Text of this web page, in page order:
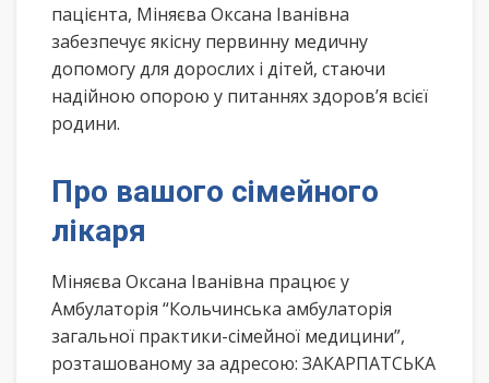
пацієнта, Міняєва Оксана Іванівна
забезпечує якісну первинну медичну
допомогу для дорослих і дітей, стаючи
надійною опорою у питаннях здоров’я всієї
родини.
Про вашого сімейного
лікаря
Міняєва Оксана Іванівна працює у
Амбулаторія “Кольчинська амбулаторія
загальної практики-сімейної медицини”,
розташованому за адресою: ЗАКАРПАТСЬКА